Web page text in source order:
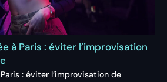
à Paris : éviter l’improvisation
: éviter l’improvisation de